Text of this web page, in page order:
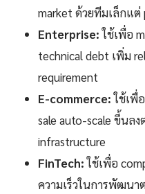
market ด้วยทีมเล็กแต่
Enterprise:ใช้เพื่อ
technical debt เพิ่ม
requirement
E-commerce:ใช้เพื่
sale auto-scale ขึ้นล
infrastructure
FinTech:ใช้เพื่อ
ความเร็วในการพัฒน